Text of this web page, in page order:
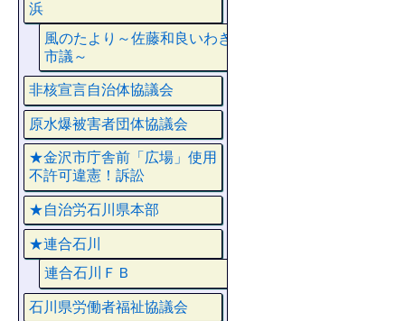
浜
風のたより～佐藤和良いわき
市議～
非核宣言自治体協議会
原水爆被害者団体協議会
★金沢市庁舎前「広場」使用
不許可違憲！訴訟
★自治労石川県本部
★連合石川
連合石川ＦＢ
石川県労働者福祉協議会